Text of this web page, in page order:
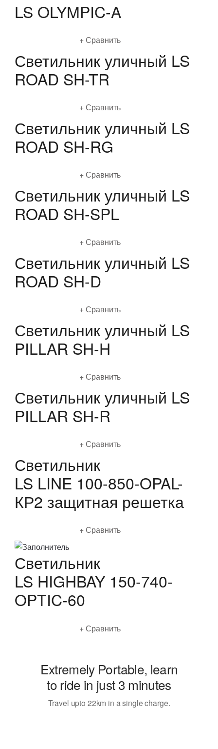
LS OLYMPIC-A
Сравнить
Светильник уличный LS
ROAD SH-TR
Сравнить
Светильник уличный LS
ROAD SH-RG
Сравнить
Светильник уличный LS
ROAD SH-SPL
Сравнить
Светильник уличный LS
ROAD SH-D
Сравнить
Светильник уличный LS
PILLAR SH-H
Сравнить
Светильник уличный LS
PILLAR SH-R
Сравнить
Светильник
LS LINE 100-850-OPAL-
КР2 защитная решетка
Сравнить
Светильник
LS HIGHBAY 150-740-
OPTIC-60
Сравнить
Extremely Portable, learn
to ride in just 3 minutes
Travel upto 22km in a single charge.